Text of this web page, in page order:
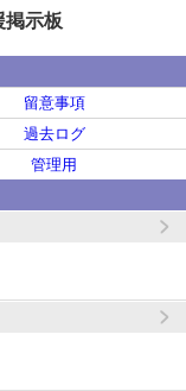
掲示板
留意事項
過去ログ
管理用